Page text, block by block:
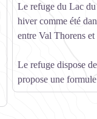
Le refuge du Lac
hiver comme été
entre Val Thorens
Le refuge dispose
propose une